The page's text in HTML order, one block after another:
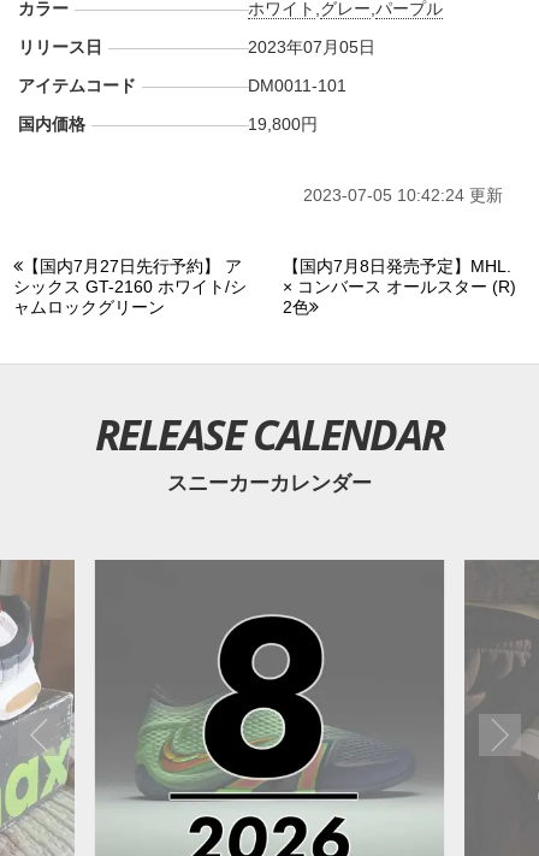
カラー ホワイト グレー ,パープル
リリース日
2023年07月05日
アイテムコード
DM0011-101
国内価格
19,800円
2023-07-05 10:42:24 更新
【国内7月27日先行予約】 ア
シックス GT-2160 ホワイト/シ
ャムロックグリーン
【国内7月8日発売予定】MHL.
× コンバース オールスター (R)
2色
RELEASE CALENDAR
スニーカーカレンダー